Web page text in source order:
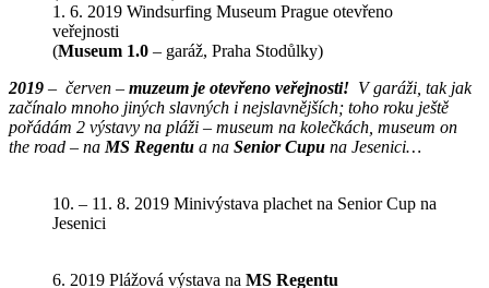
1. 6. 2019 Windsurfing Museum Prague otevřeno
veřejnosti
(Museum 1.0 – garáž, Praha Stodůlky)
2019 – červen – muzeum je otevřeno veřejnosti! V garáži, tak jak
začínalo mnoho jiných slavných i nejslavnějších; toho roku ještě
pořádám 2 výstavy na pláži – museum na kolečkách, museum on
the road – na MS Regentu a na Senior Cupu na Jesenici…
10. – 11. 8. 2019 Minivýstava plachet na Senior Cup na
Jesenici
6. 2019 Plážová výstava na MS Regentu